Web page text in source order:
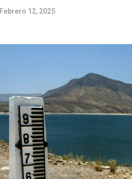
Febrero 12, 2025